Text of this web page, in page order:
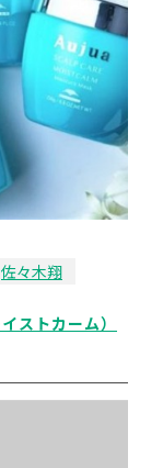
佐々木翔
ストカーム）